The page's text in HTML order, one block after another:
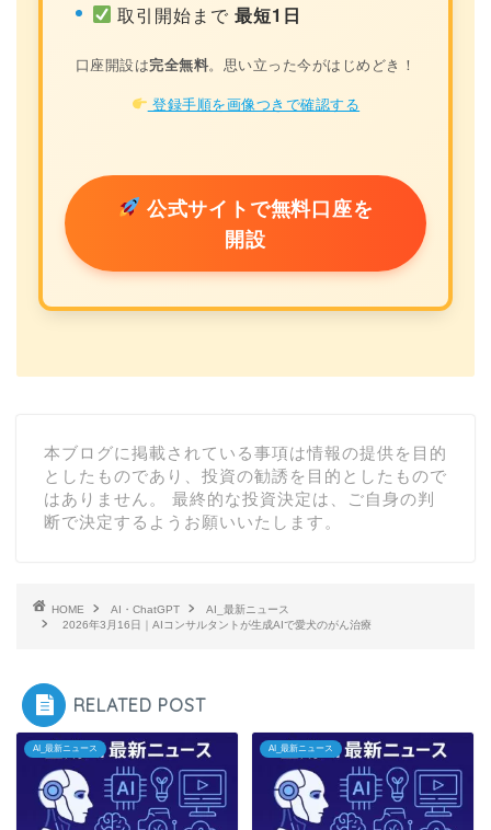
取引開始まで最短1日
口座開設は完全無料。思い立った今がはじめどき！
登録手順を画像つきで確認する
公式サイトで無料口座を
開設
本ブログに掲載されている事項は情報の提供を目的
としたものであり、投資の勧誘を目的としたもので
はありません。 最終的な投資決定は、ご自身の判
断で決定するようお願いいたします。
HOME AI・ChatGPT
AI_最新ニュース
2026年3月16日｜AIコンサルタントが生成AIで愛犬のがん治療
RELATED POST
AI_最新ニュース AI_最新ニュース